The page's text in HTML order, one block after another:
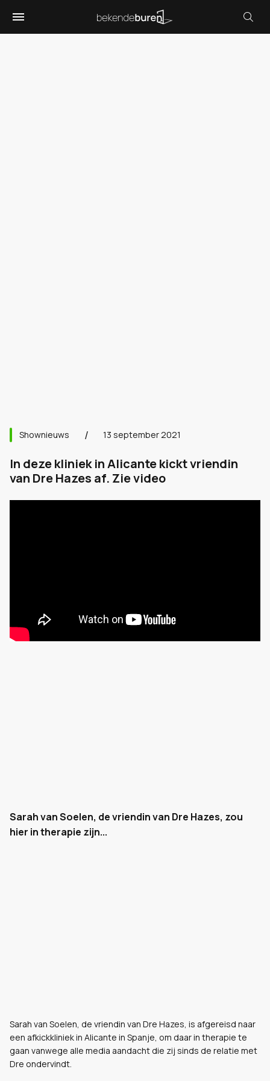
Shownieuws 13 september 2021
In deze kliniek in Alicante kickt vriendin
van Dre Hazes af. Zie video
Sarah van Soelen, de vriendin van Dre Hazes, zou
hier in therapie zijn...
Sarah van Soelen, de vriendin van Dre Hazes, is afgereisd naar
een afkickkliniek in Alicante in Spanje, om daar in therapie te
gaan vanwege alle media aandacht die zij sinds de relatie met
Dre ondervindt.